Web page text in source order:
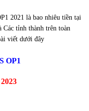
2021 là bao nhiêu tiền tại
tỉnh thành trên toàn
viết dưới đây
OP1